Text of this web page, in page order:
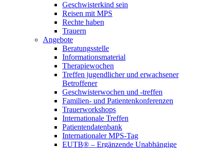
Geschwisterkind sein
Reisen mit MPS
Rechte haben
Trauern
Angebote
Beratungsstelle
Informationsmaterial
Therapiewochen
Treffen jugendlicher und erwachsener
Betroffener
Geschwisterwochen und -treffen
Familien- und Patientenkonferenzen
Trauerworkshops
Internationale Treffen
Patientendatenbank
Internationaler MPS-Tag
EUTB® – Ergänzende Unabhängige